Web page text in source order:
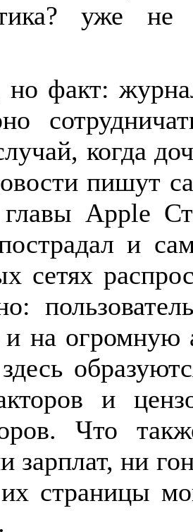
уже не
но факт:
когда
пишут
Apple
и
сетях
на огромную
и
Что
зарплат, ни
страницы